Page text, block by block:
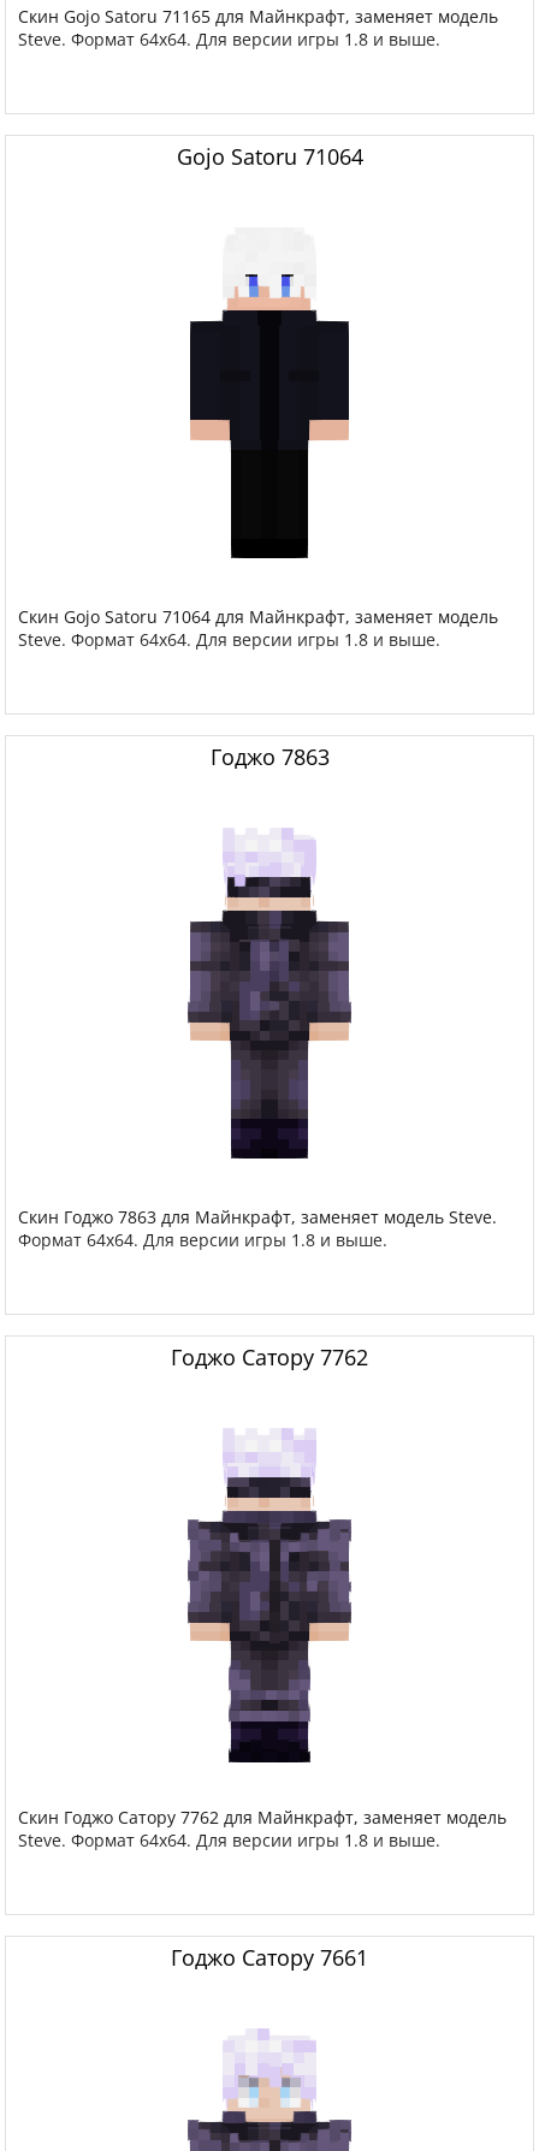
Скин Gojo Satoru 71165 для Майнкрафт, заменяет модель
Steve. Формат 64x64. Для версии игры 1.8 и выше.
Gojo Satoru 71064
Скин Gojo Satoru 71064 для Майнкрафт, заменяет модель
Steve. Формат 64x64. Для версии игры 1.8 и выше.
Годжо 7863
Скин Годжо 7863 для Майнкрафт, заменяет модель Steve.
Формат 64x64. Для версии игры 1.8 и выше.
Годжо Сатору 7762
Скин Годжо Сатору 7762 для Майнкрафт, заменяет модель
Steve. Формат 64x64. Для версии игры 1.8 и выше.
Годжо Сатору 7661